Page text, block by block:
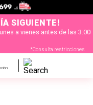
SIGUIENTE!
a vienes antes de las 3:00
*Consulta restricciones